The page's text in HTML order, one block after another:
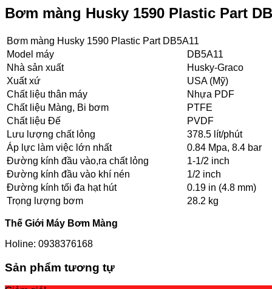
Bơm màng Husky 1590 Plastic Part
Bơm màng Husky 1590 Plastic Part DB5A11
Model máy
DB5A11
Nhà sản xuất
Husky-Graco
Xuất xứ
USA (Mỹ)
Chất liệu thân máy
Nhựa PDF
Chất liệu Màng, Bi bơm
PTFE
Chất liệu Đế
PVDF
Lưu lượng chất lỏng
378.5 lít/phút
Áp lực làm việc lớn nhất
0.84 Mpa, 8.4 bar
Đường kính đầu vào,ra chất lỏng
1-1/2 inch
Đường kính đầu vào khí nén
1/2 inch
Đường kính tối đa hạt hút
0.19 in (4.8 mm)
Trọng lượng bơm
28.2 kg
Thế Giới Máy Bơm Màng
Holine: 0938376168
Sản phẩm tương tự